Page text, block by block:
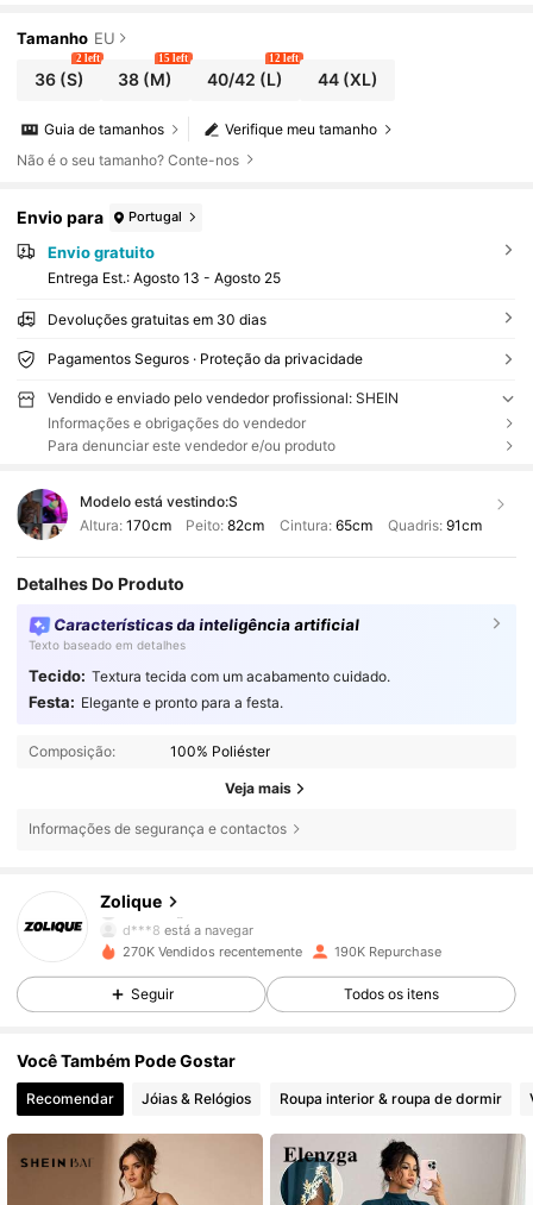
Tamanho EU
36(S)
2 left
38 (M)
15 left
40/42 (L)
12 left
44(XL)
Verifique meu tamanho
Guia de tamanhos
Não é o seu tamanho? Conte-nos
Envio para Portugal
Envio gratuito
Entrega Est.: Agosto 13 - Agosto 25
Devoluções gratuitas em 30 dias
Pagamentos Seguros · Proteção da privacidade
Vendido e enviado pelo vendedor profissional: SHEIN
Informações e obrigações do vendedor
Para denunciar este vendedor e/ou produto
Modelo está vestindo:S
Altura: 170cm Peito:82cm Cintura: 65cm Quadris: 91cm
Detalhes Do Produto
Características da inteligência artificial
Texto baseado em detalhes
Tecido: Textura tecida com um acabamento cuidado.
Festa: Elegante e pronto para a festa.
Composição: 100% Poliéster
Veja mais
Informações de segurança e contactos
Zolique
d***8 está a navegar
4,85
73K Seguidores
4,85 73K Seguidores
4,85
270K Vendidos recentemente 190K Repurchase
Seguir Todos os itens
Você Também Pode Gostar
Recomendar Jóias & Relógios Roupa interior & roupa de dormir